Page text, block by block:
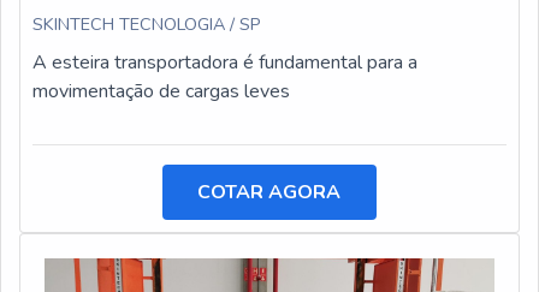
SKINTECH TECNOLOGIA / SP
A esteira transportadora é fundamental para a
movimentação de cargas leves
COTAR AGORA